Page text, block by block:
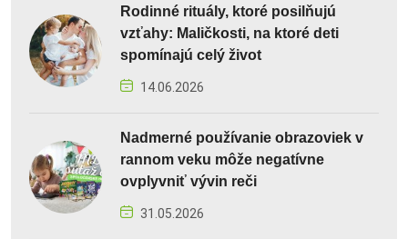
Rodinné rituály, ktoré posilňujú
vzťahy: Maličkosti, na ktoré deti
spomínajú celý život
14.06.2026
Nadmerné používanie obrazoviek v
rannom veku môže negatívne
ovplyvniť vývin reči
31.05.2026